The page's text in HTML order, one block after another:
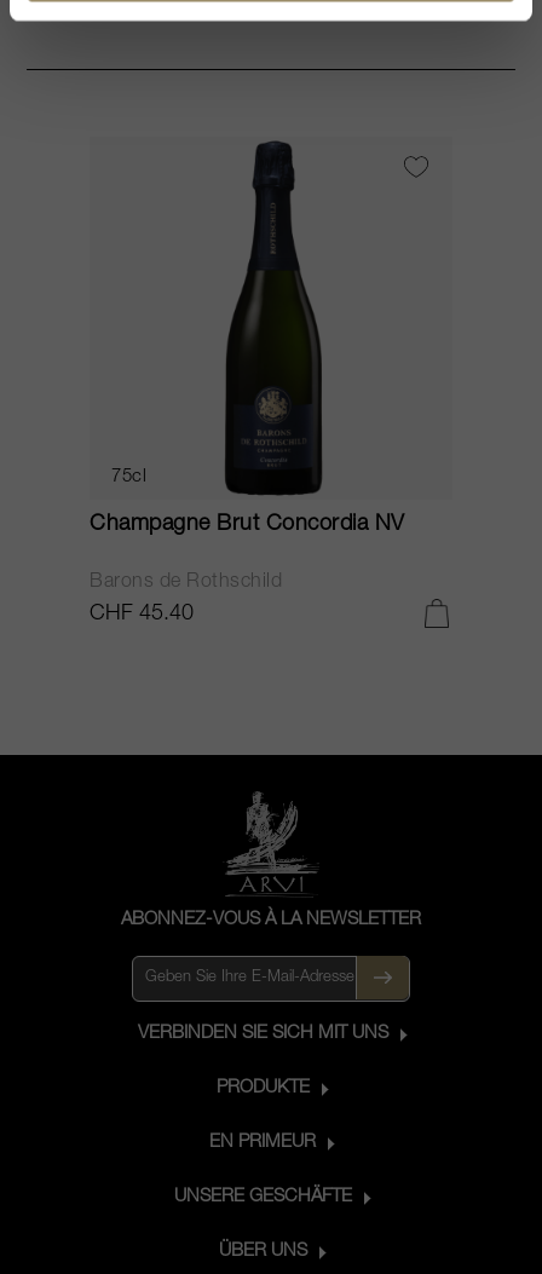
75cl
Champagne Brut Concordia NV
Barons de Rothschild
CHF 45.40
ABONNEZ-VOUS À LA NEWSLETTER
VERBINDEN SIE SICH MIT UNS
PRODUKTE
EN PRIMEUR
UNSERE GESCHÄFTE
ÜBER UNS